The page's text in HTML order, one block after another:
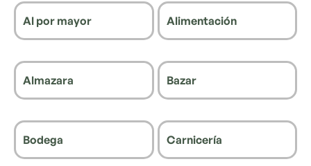
Al por mayor Alimentación
Almazara Bazar
Bodega Carnicería